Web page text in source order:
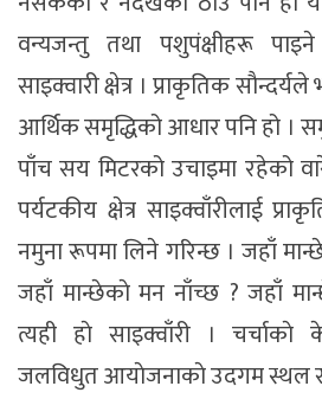
वन्यजन्तु तथा पशुपंक्षीहरू
साइक्वारी क्षेत्र । प्राकृतिक
आर्थिक समृद्धिको आधार पनि हो ।
पाँच सय मिटरको उचाइमा रहेको
पर्यटकीय क्षेत्र साइक्वाँरीलाई
नमुना रूपमा लिने गरिन्छ । जहाँ
जहाँ मान्छेकाे मन नाँच्छ ? जहाँ
त्यही हाे साइक्वाँरी । चर्चाकाे
जलविधुत आयाेजनाकाे उदगम स्थल